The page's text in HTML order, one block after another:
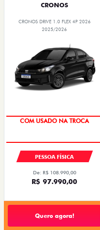
CRONOS
CRONOS DRIVE 1.0 FLEX 4P 2026
2025/2026
COM USADO NA TROCA
PESSOA FÍSICA
De: R$ 108.990,00
R$ 97.990,00
Quero agora!